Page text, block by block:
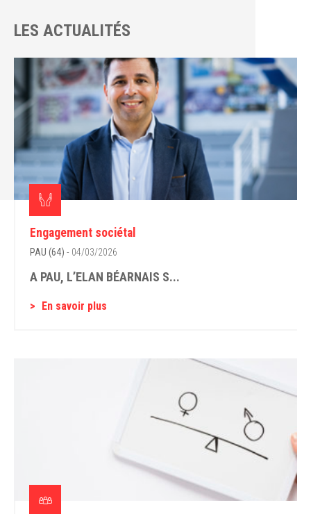
LES ACTUALITÉS
Engagement sociétal
PAU (64) - 04/03/2026
A PAU, L’ELAN BÉARNAIS S...
En savoir plus